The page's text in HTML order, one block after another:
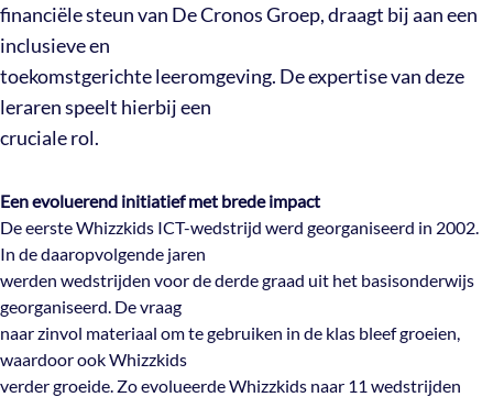
financiële steun van De Cronos Groep, draagt bij aan een
inclusieve en
toekomstgerichte leeromgeving. De expertise van deze
leraren speelt hierbij een
cruciale rol.
Een evoluerend initiatief met brede impact
De eerste Whizzkids ICT-wedstrijd werd georganiseerd in 2002.
In de daaropvolgende jaren
werden wedstrijden voor de derde graad uit het basisonderwijs
georganiseerd. De vraag
naar zinvol materiaal om te gebruiken in de klas bleef groeien,
waardoor ook Whizzkids
verder groeide. Zo evolueerde Whizzkids naar 11 wedstrijden